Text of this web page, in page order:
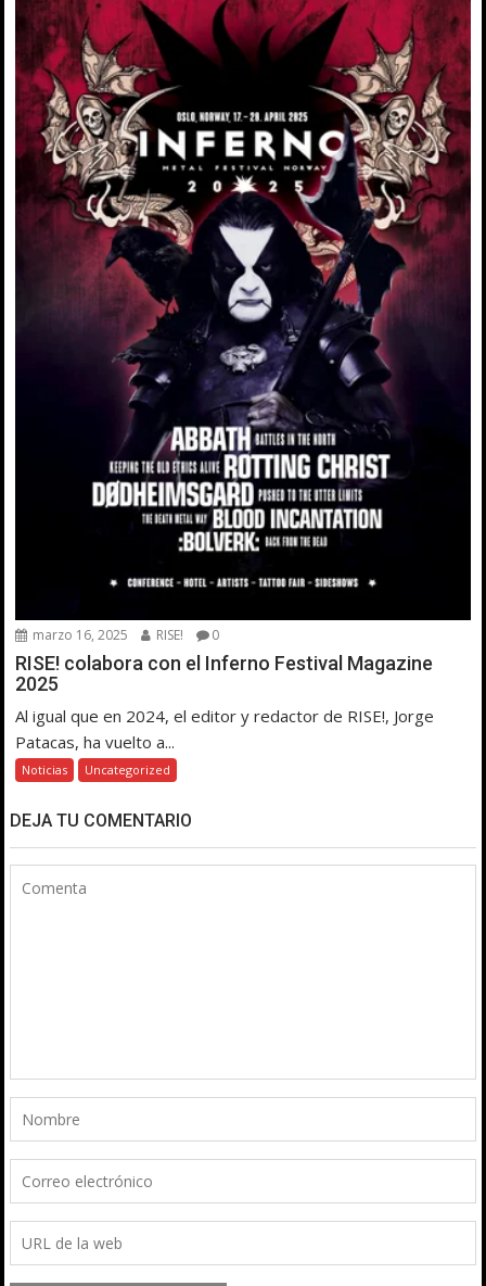
marzo 16, 2025 RISE! 0
RISE! colabora con el Inferno Festival Magazine
2025
Al igual que en 2024, el editor y redactor de RISE!, Jorge
Patacas, ha vuelto a...
Noticias Uncategorized
DEJA TU COMENTARIO